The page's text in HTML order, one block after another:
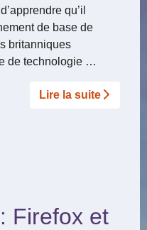
qu’il
de base de
britanniques
de technologie …
Lire la suite­­
Firefox et